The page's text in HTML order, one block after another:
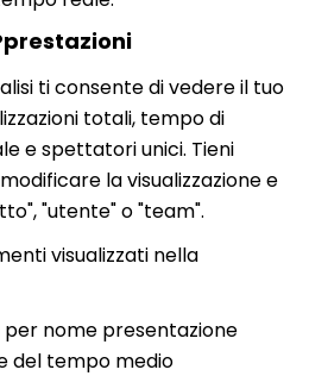
prestazioni
ti consente di vedere il tuo
totali, tempo di
e spettatori unici. Tieni
la visualizzazione e
"utente" o "team".
visualizzati nella
per nome presentazione
del tempo medio